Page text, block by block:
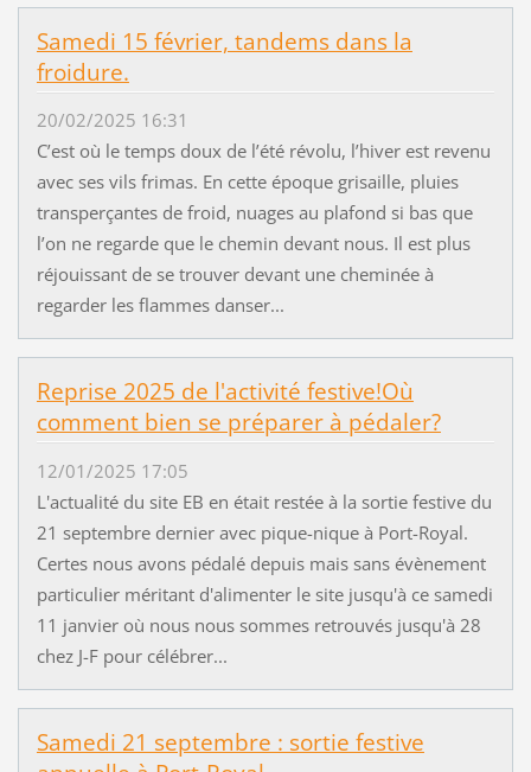
Samedi 15 février, tandems dans la
froidure.
20/02/2025 16:31
C’est où le temps doux de l’été révolu, l’hiver est revenu
avec ses vils frimas. En cette époque grisaille, pluies
transperçantes de froid, nuages au plafond si bas que
l’on ne regarde que le chemin devant nous. Il est plus
réjouissant de se trouver devant une cheminée à
regarder les flammes danser...
Reprise 2025 de l'activité festive!Où
comment bien se préparer à pédaler?
12/01/2025 17:05
L'actualité du site EB en était restée à la sortie festive du
21 septembre dernier avec pique-nique à Port-Royal.
Certes nous avons pédalé depuis mais sans évènement
particulier méritant d'alimenter le site jusqu'à ce samedi
11 janvier où nous nous sommes retrouvés jusqu'à 28
chez J-F pour célébrer...
Samedi 21 septembre : sortie festive